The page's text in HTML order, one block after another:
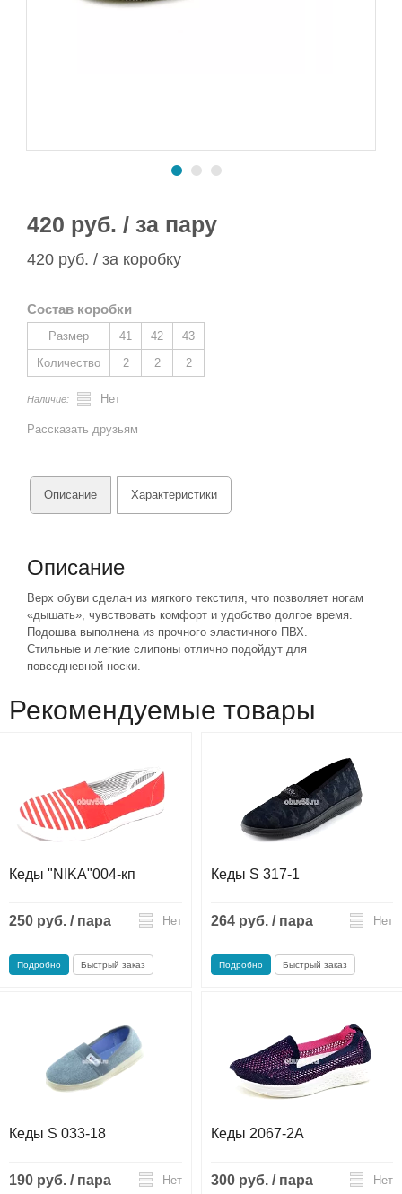
420 руб. / за пару
420 руб. / за коробку
Состав коробки
Размер 41 42
43
Количество
2 2 2
Наличие: Нет
Рассказать друзьям
Описание Характеристики
Описание
Верх обуви сделан из мягкого текстиля, что позволяет ногам
«дышать», чувствовать комфорт и удобство долгое время.
Подошва выполнена из прочного эластичного ПВХ.
Стильные и легкие слипоны отлично подойдут для
повседневной носки.
Рекомендуемые товары
Кеды "NIKA"004-кп
250 руб. / пара Нет
Подробно Быстрый заказ
Кеды S 317-1
264 руб. / пара Нет
Подробно Быстрый заказ
Кеды S 033-18
190 руб. / пара Нет
Кеды 2067-2А
300 руб. / пара Нет